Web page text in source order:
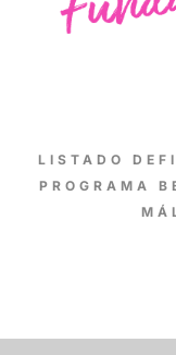
LISTADO
PROGRAMA